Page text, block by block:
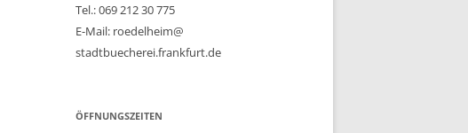
Tel.: 069 212 30 775
E-Mail: roedelheim@
stadtbuecherei.frankfurt.de
ÖFFNUNGSZEITEN